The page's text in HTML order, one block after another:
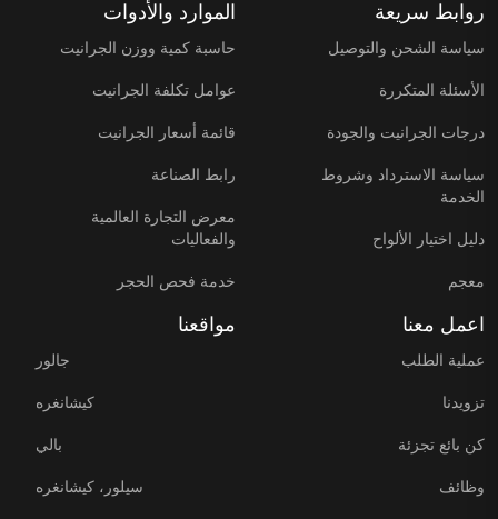
روابط سريعة
سياسة الشحن والتوصيل
الأسئلة المتكررة
درجات الجرانيت والجودة
سياسة الاسترداد وشروط
الخدمة
دليل اختيار الألواح
معجم
الموارد والأدوات
حاسبة كمية ووزن الجرانيت
عوامل تكلفة الجرانيت
قائمة أسعار الجرانيت
رابط الصناعة
معرض التجارة العالمية
والفعاليات
خدمة فحص الحجر
اعمل معنا
عملية الطلب
تزويدنا
كن بائع تجزئة
وظائف
مواقعنا
جالور
كيشانغره
بالي
سيلور، كيشانغره